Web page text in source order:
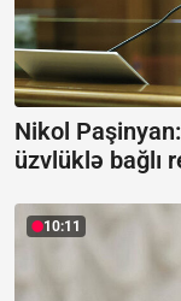
Nikol
üzvlüklə bağlı
10:11